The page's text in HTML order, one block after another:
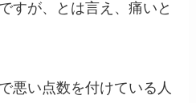
すが、とは言え、痛いと
悪い点数を付けている人